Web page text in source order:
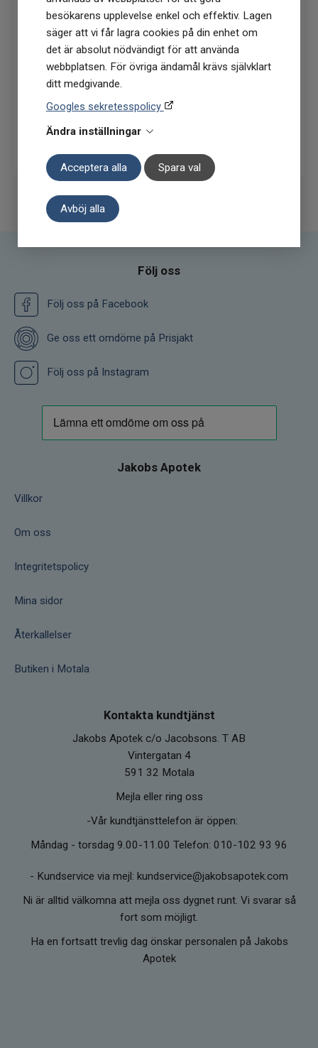
besökarens upplevelse enkel och effektiv. Lagen
säger att vi får lagra cookies på din enhet om
det är absolut nödvändigt för att använda
webbplatsen. För övriga ändamål krävs självklart
ditt medgivande.
Googles sekretesspolicy
Ändra inställningar
Acceptera alla Spara val
Avböj alla
(Du får en kod till din mejl som gäller vid 1
köptillfälle på ordinarie priser)
Prenumerera
Följ oss
Följ oss på Facebook
Ge oss ett omdöme på Prisjakt
Följ oss på Instagram
Jakobs Apotek
Villkor
Om oss
Integritetspolicy
Mina sidor
Återkallelser
Butiken i Motala
Kontakta kundtjänst
Jakobs Apotek c/o Jacobsons. T AB
Vintergatan 4
591 32 Motala
Mejla eller ring oss
-Vår kundtjänsttelefon är öppen:
Måndag - torsdag 9.00-11.00 Telefon: 010-102 93 96
- Kundservice via mejl: kundservice@jakobsapotek.com
Ni är alltid välkomna att mejla oss dygnet runt. Vi svarar så
fort som möjligt.
Ha en fortsatt trevlig dag önskar personalen på Jakobs
Apotek